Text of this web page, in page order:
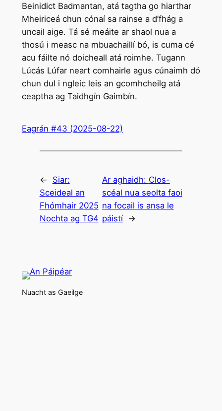
Beinidict Badmantan, atá tagtha go hiarthar
Mheiriceá chun cónaí sa rainse a d’fhág a
uncail aige. Tá sé meáite ar shaol nua a
thosú i measc na mbuachaillí bó, is cuma cé
acu fáilte nó doicheall atá roimhe. Tugann
Lúcás Lúfar neart comhairle agus cúnaimh dó
chun dul i ngleic leis an gcomhcheilg atá
ceaptha ag Taidhgín Gaimbín.
Eagrán #43 (2025-08-22)
←
Siar:
Sceideal an
Fhómhair 2025
Nochta ag TG4
Ar aghaidh: Clos-
scéal nua seolta faoi
na focail is ansa le
páistí
→
Nuacht as Gaeilge